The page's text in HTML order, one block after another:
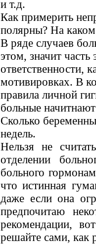
и т.д.
Как примерить
полярны? На
В ряде случаев
этом, значит
ответственности,
мотивировках. В
правила личной
боль­ные
Сколько
недель.
Нельзя не
отделении
больного
что истинная
даже если она
пред­почитаю
рекомендации,
решайте сами, как